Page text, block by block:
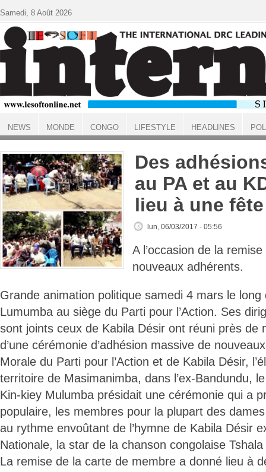
ACCUEIL
Des
au PA et au
lieu à une fête
lun, 06/03/2017 - 05:56
A l’occasion de la
nouveaux adhérents.
Grande animation politique samedi 4 mars le long
Lumumba au siège du Parti pour l’Action. Ses
sont joints ceux de Kabila Désir ont réuni près de
d’une cérémonie d’adhésion massive de
Morale du Parti pour l’Action et de Kabila Désir,
territoire de Masimanimba, dans l’ex-Bandundu,
Kin-kiey Mulumba présidait une cérémonie qui a
populaire, les membres pour la plupart des
au rythme envoûtant de l’hymne de Kabila Désir
Nationale, la star de la chanson congolaise
La remise de la carte de membre a donné lieu à
Samedi, 8 Août 2026
NEWS MONDE CONGO LIFESTYLE HEADLINES